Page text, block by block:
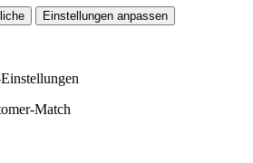
Einstellungen anpassen
Match